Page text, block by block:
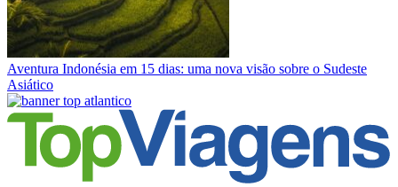
Aventura Indonésia em 15 dias: uma nova visão sobre o Sudeste
Asiático